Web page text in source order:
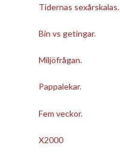
Tidernas sexårskalas.
Bin vs getingar.
Miljöfrågan.
Pappalekar.
Fem veckor.
X2000